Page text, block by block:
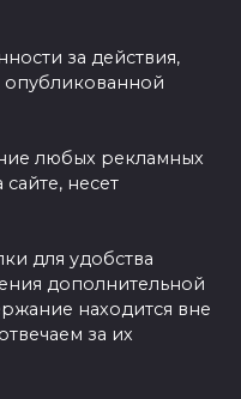
за действия,
любых рекламных
несет
для удобства
дополнительной
находится вне
за их